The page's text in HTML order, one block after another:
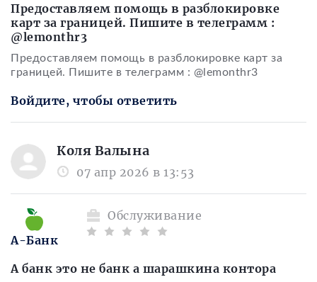
Предоставляем помощь в разблокировке
карт за границей. Пишите в телеграмм :
@lemonthr3
Предоставляем помощь в разблокировке карт за
границей. Пишите в телеграмм : @lemonthr3
Войдите, чтобы ответить
Коля Валына
07 апр 2026 в 13:53
Обслуживание
А-Банк
А банк это не банк а шарашкина контора